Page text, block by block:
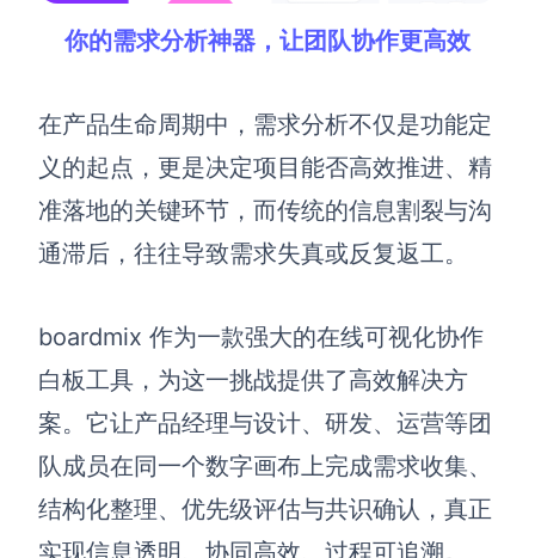
你的需求分析神器，让团队协作更高效
在产品生命周期中，需求分析不仅是功能定
义的起点，更是决定项目能否高效推进、精
准落地的关键环节，而传统的信息割裂与沟
通滞后，往往导致需求失真或反复返工。
boardmix 作为一款强大的在线可视化协作
白板工具，为这一挑战提供了高效解决方
案。它让产品经理与设计、研发、运营等团
队成员在同一个数字画布上完成需求收集、
结构化整理、优先级评估与共识确认，真正
实现信息透明、协同高效、过程可追溯。